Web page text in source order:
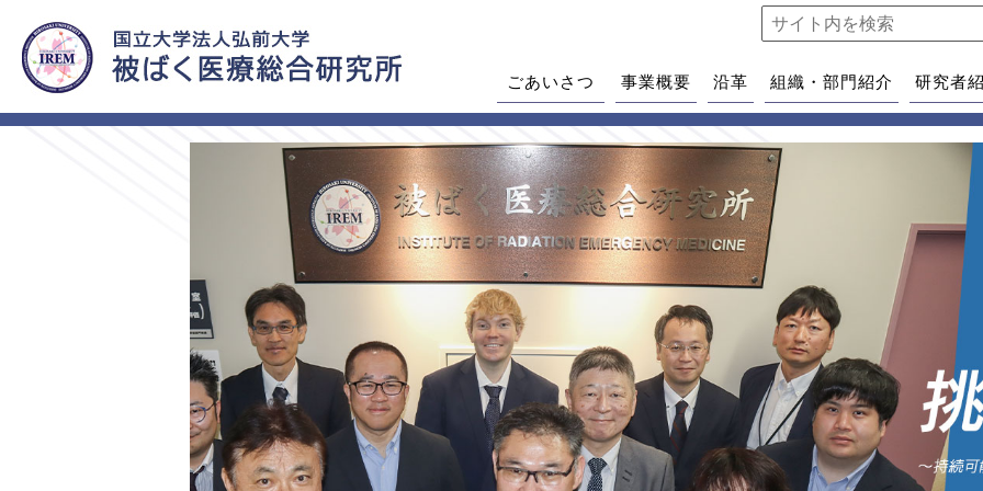
ごあいさつ 事業概要 沿革 組織・部門紹介 研究者